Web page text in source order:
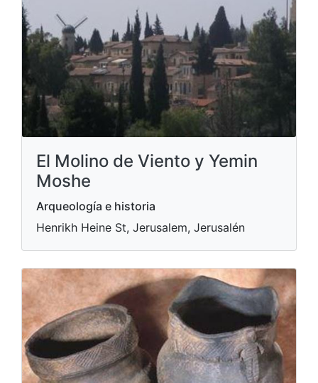
El Molino de Viento y Yemin
Moshe
Arqueología e historia
Henrikh Heine St, Jerusalem, Jerusalén